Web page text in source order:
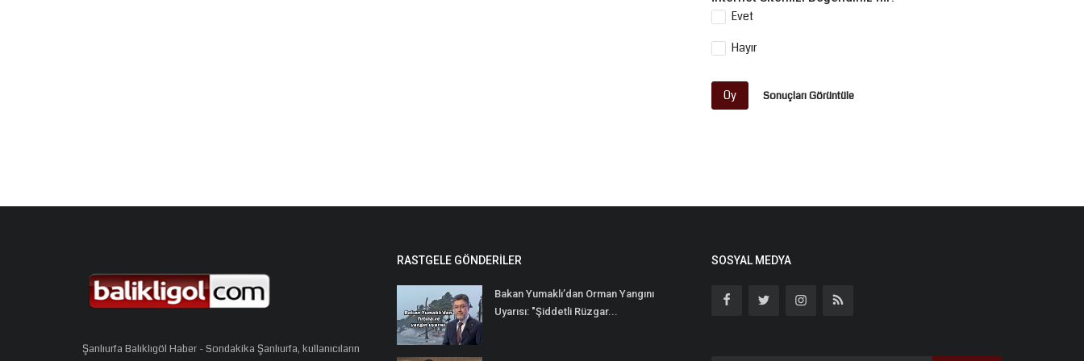
Evet
Hayır
Oy Sonuçları Görüntüle
Şanlıurfa Balıklıgöl Haber - Sondakika Şanlıurfa, kullanıcıların
RASTGELE GÖNDERILER
Bakan Yumaklı’dan Orman Yangını
Uyarısı: "Şiddetli Rüzgar...
SOSYAL MEDYA